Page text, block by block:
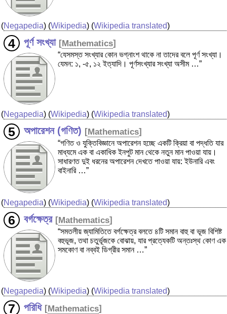
(Negapedia) (Wikipedia) (Wikipedia translated)
পূর্ণ সংখ্যা [Mathematics]
“যেসমস্ত সংখ্যার কোন ভগ্নাংশ থাকে না তাদের বলে পূর্ণ সংখ্যা।
যেমন: ১, -৫, ১২ ইত্যাদি। পূর্ণসংখ্যার সংখ্যা অসীম …”
(Negapedia) (Wikipedia) (Wikipedia translated)
অপারেশন (গণিত) [Mathematics]
“গণিত ও যুক্তিবিজ্ঞানে অপারেশন হচ্ছে একটি ক্রিয়া বা পদ্ধতি যার
মাধ্যমে এক বা একাধিক ইনপুট মান থেকে নতুন মান পাওয়া যায়।
সাধারণত দুই ধরনের অপারেশন দেখতে পাওয়া যায়: ইউনারি এবং
বাইনারি …”
(Negapedia) (Wikipedia) (Wikipedia translated)
বর্গক্ষেত্র [Mathematics]
“সমতলীয় জ্যামিতিতে বর্গক্ষেত্র বলতে ৪টি সমান বাহু বা ভূজ বিশিষ্ট
বহুভূজ, তথা চতুর্ভূজকে বোঝায়, যার প্রত্যেকটি অন্তঃস্থ কোণ এক
সমকোণ বা নব্বই ডিগ্রীর সমান …”
(Negapedia) (Wikipedia) (Wikipedia translated)
পরিধি [Mathematics]